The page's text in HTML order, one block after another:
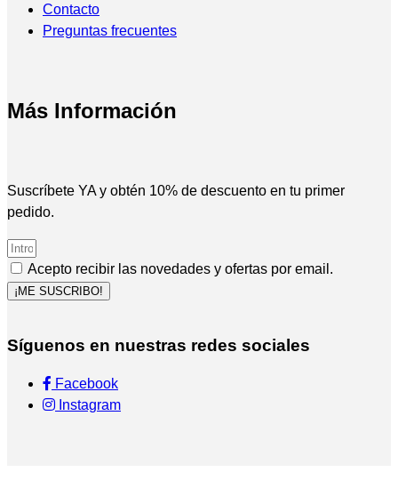
Contacto
Preguntas frecuentes
Más Información
Suscríbete YA y obtén 10% de descuento en tu primer
pedido.
Acepto recibir las novedades y ofertas por email.
¡ME SUSCRIBO!
Síguenos en nuestras redes sociales
Facebook
Instagram